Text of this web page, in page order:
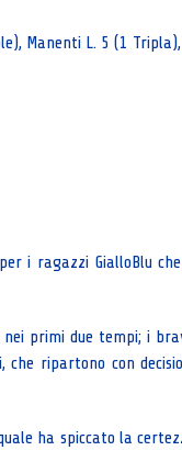
Manenti L. 5 (1
i ragazzi GialloBlu che
primi due tempi; i
ripartono con
ha spiccato la